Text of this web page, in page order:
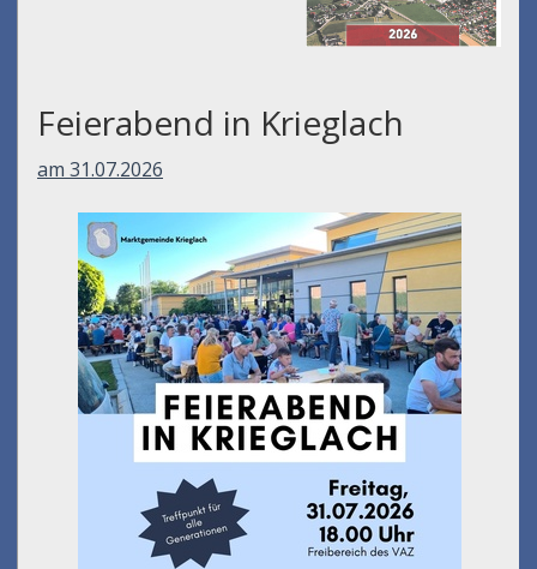
Feierabend in Krieglach
am 31.07.2026